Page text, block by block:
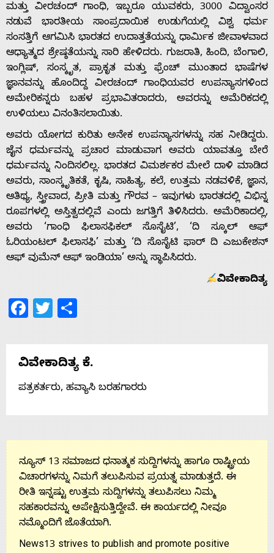
ಮತ್ತು ವೀರಚಂದ್ ಗಾಂಧಿ, ಇಬ್ಬರೂ ಯುವಕರು, 3000 ವಿದ್ವಾಂಸರ
ನಡುವೆ ಭಾರತೀಯ ಸಾಂಪ್ರದಾಯಿಕ ಉಡುಗೆಯಲ್ಲಿ ವಿಶ್ವ ಧರ್ಮ
ಸಂಸತ್ತಿಗೆ ಆಗಮಿಸಿ ಭಾರತದ ಉದಾತ್ತತೆಯನ್ನು ಧಾರ್ಮಿಕ ಜೀವಾಳವಾದ
ಆಧ್ಯಾತ್ಮದ ಶ್ರೇಷ್ಠತೆಯನ್ನು ಸಾರಿ ಹೇಳಿದರು. ಗುಜರಾತಿ, ಹಿಂದಿ, ಬೆಂಗಾಲಿ,
ಇಂಗ್ಲಿಷ್, ಸಂಸ್ಕೃತ, ಪ್ರಾಕೃತ ಮತ್ತು ಫ್ರೆಂಚ್ ಮುಂತಾದ ಭಾಷೆಗಳ
ಜ್ಞಾನವನ್ನು ಹೊಂದಿದ್ದ ವೀರಚಂದ್ ಗಾಂಧಿಯವರ ಉಪನ್ಯಾಸಗಳಿಂದ
ಅಮೇರಿಕನ್ನರು ಬಹಳ ಪ್ರಭಾವಿತರಾದರು, ಅವರನ್ನು ಅಮೆರಿಕದಲ್ಲಿ
ಉಳಿಯಲು ವಿನಂತಿಸಲಾಯಿತು.
ಅವರು ಯೋಗದ ಕುರಿತು ಅನೇಕ ಉಪನ್ಯಾಸಗಳನ್ನು ಸಹ ನೀಡಿದ್ದರು.
ಜೈನ ಧರ್ಮವನ್ನು ಪ್ರಚಾರ ಮಾಡುವಾಗ ಅವರು ಯಾವತ್ತೂ ಬೇರೆ
ಧರ್ಮವನ್ನು ನಿಂದಿಸಲಿಲ್ಲ. ಭಾರತದ ವಿಮರ್ಶಕರ ಮೇಲೆ ದಾಳಿ ಮಾಡಿದ
ಅವರು, ಸಾಂಸ್ಕೃತಿಕತೆ, ಕೃಷಿ, ಸಾಹಿತ್ಯ, ಕಲೆ, ಉತ್ತಮ ನಡವಳಿಕೆ, ಜ್ಞಾನ,
ಆತಿಥ್ಯ, ಸ್ತ್ರೀವಾದ, ಪ್ರೀತಿ ಮತ್ತು ಗೌರವ – ಇವುಗಳು ಭಾರತದಲ್ಲಿ ವಿಭಿನ್ನ
ರೂಪಗಳಲ್ಲಿ ಅಸ್ತಿತ್ವದಲ್ಲಿವೆ ಎಂದು ಜಗತ್ತಿಗೆ ತಿಳಿಸಿದರು. ಅಮೆರಿಕಾದಲ್ಲಿ,
ಅವರು ‘ಗಾಂಧಿ ಫಿಲಾಸಫಿಕಲ್ ಸೊಸೈಟಿ’, ‘ದಿ ಸ್ಕೂಲ್ ಆಫ್
ಓರಿಯಂಟಲ್ ಫಿಲಾಸಫಿ’ ಮತ್ತು ‘ದಿ ಸೊಸೈಟಿ ಫಾರ್ ದಿ ಎಜುಕೇಶನ್
ಆಫ್ ವುಮೆನ್ ಆಫ್ ಇಂಡಿಯಾ’ ಅನ್ನು ಸ್ಥಾಪಿಸಿದರು.
ವಿವೇಕಾದಿತ್ಯ
Facebook
Twitter
ವಿವೇಕಾದಿತ್ಯ ಕೆ.
ಪತ್ರಕರ್ತರು, ಹವ್ಯಾಸಿ ಬರಹಗಾರರು
ನ್ಯೂಸ್ 13 ಸಮಾಜದ ಧನಾತ್ಮಕ ಸುದ್ದಿಗಳನ್ನು ಹಾಗೂ ರಾಷ್ಟ್ರೀಯ
ವಿಚಾರಗಳನ್ನು ನಿಮಗೆ ತಲುಪಿಸುವ ಪ್ರಯತ್ನ ಮಾಡುತ್ತದೆ. ಈ
ರೀತಿ ಇನ್ನಷ್ಟು ಉತ್ತಮ ಸುದ್ದಿಗಳನ್ನು ತಲುಪಿಸಲು ನಿಮ್ಮ
ಸಹಕಾರವನ್ನು ಅಪೇಕ್ಷಿಸುತ್ತಿದ್ದೇವೆ. ಈ ಕಾರ್ಯದಲ್ಲಿ ನೀವೂ
ನಮ್ಮೊಂದಿಗೆ ಜೊತೆಯಾಗಿ.
News13 strives to publish and promote positive